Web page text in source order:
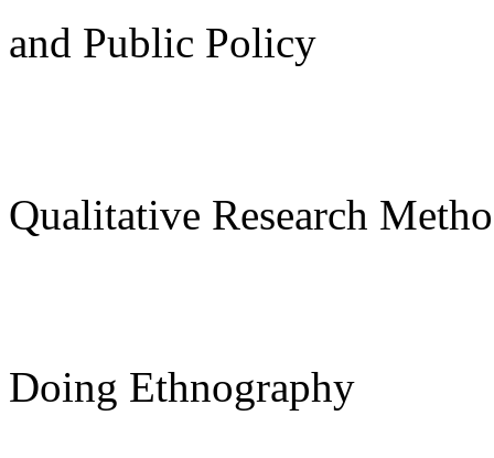
and Public Policy
Qualitative Research
Doing Ethnography